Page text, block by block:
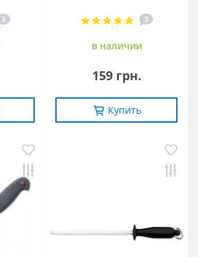
3 3
в наличии
159 грн.
Купить